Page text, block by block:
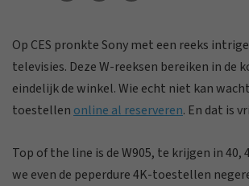
Op CES pronkte Sony met een reeks
televisies. Deze W-reeksen bereiken in de
eindelijk de winkel. Wie echt niet kan
toestellen online al reserveren. En dat is
Top of the line is de W905, te krijgen in 40,
we even de peperdure 4K-toestellen